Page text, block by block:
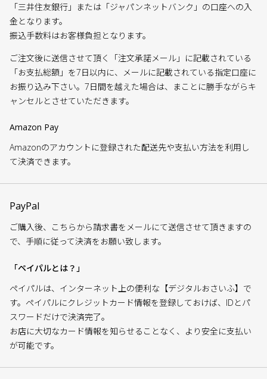
「三井住友銀行」または「ジャパンネットバンク」の口座への入
金となります。
振込手数料はお客様負担となります。
ご注文後に送信させて頂く「注文承諾メール」に記載されている
「お支払総額」を7日以内に、メールに記載されている指定口座に
お振り込み下さい。7日間を越えた場合は、まことに勝手ながらキ
ャンセルとさせていただきます。
Amazon Pay
Amazonのアカウントに登録された配送先や支払い方法を利用し
て決済できます。
PayPal
ご購入後、こちらから請求書をメールにて送信させて頂きますの
で、手順に従って決済をお願い致します。
「ペイパルとは？」
ペイパルは、インターネット上の便利な【デジタルおさいふ】で
す。ペイパルにクレジットカード情報を登録しておけば、IDとパ
スワードだけで決済完了。
お店に大切なカード情報を知らせることなく、より安全に支払い
が可能です。